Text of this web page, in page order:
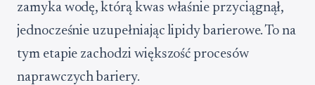
zamyka wodę, którą kwas właśnie przyciągnął,
jednocześnie uzupełniając lipidy barierowe. To na
tym etapie zachodzi większość procesów
naprawczych bariery.